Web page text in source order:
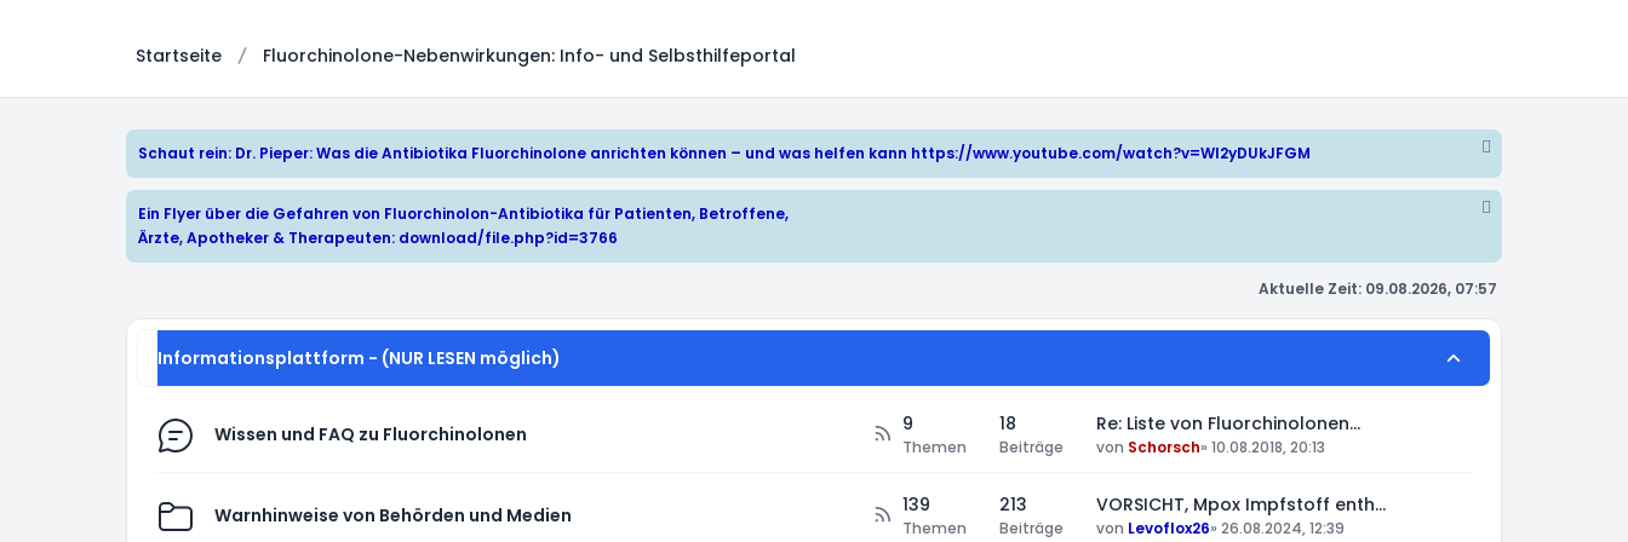
Startseite Fluorchinolone-Nebenwirkungen: Info- und Selbsthilfeportal
Schaut rein: Dr. Pieper: Was die Antibiotika Fluorchinolone anrichten können – und was helfen kann https://www.youtube.com/watch?v=WI2yDUkJFGM
Ein Flyer über die Gefahren von Fluorchinolon-Antibiotika für Patienten, Betroffene,
Ärzte, Apotheker & Therapeuten: download/file.php?id=3766
Aktuelle Zeit: 09.08.2026, 07:57
Informationsplattform - (NUR LESEN möglich)
Wissen und FAQ zu Fluorchinolonen 9
Themen
18
Beiträge
Re: Liste von Fluorchinolonen…
von Schorsch» 10.08.2018, 20:13
Warnhinweise von Behörden und Medien 139
Themen
213
Beiträge
VORSICHT, Mpox Impfstoff enth…
von Levoflox26» 26.08.2024, 12:39